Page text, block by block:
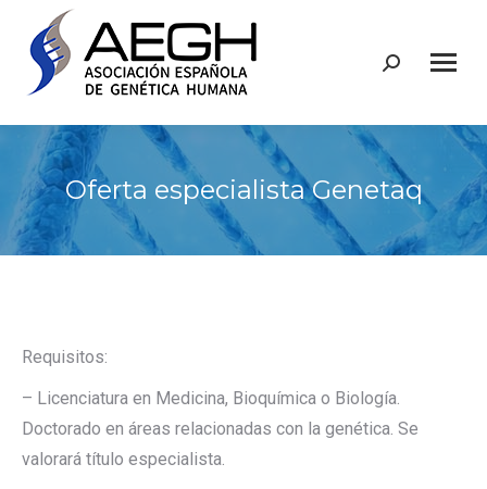
Buscar:
Oferta especialista Genetaq
Requisitos:
– Licenciatura en Medicina, Bioquímica o Biología.
Doctorado en áreas relacionadas con la genética. Se
valorará título especialista.